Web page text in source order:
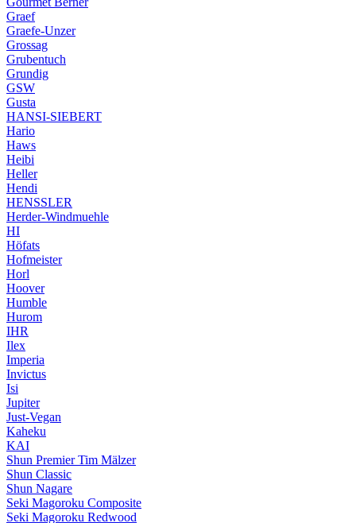
Graef
Graefe-Unzer
Grossag
Grubentuch
Grundig
GSW
Gusta
HANSI-SIEBERT
Hario
Haws
Heibi
Heller
Hendi
HENSSLER
Herder-Windmuehle
HI
Höfats
Hofmeister
Horl
Hoover
Humble
Hurom
IHR
Ilex
Imperia
Invictus
Isi
Jupiter
Just-Vegan
Kaheku
KAI
Shun Premier Tim Mälzer
Shun Classic
Shun Nagare
Seki Magoroku Composite
Seki Magoroku Redwood